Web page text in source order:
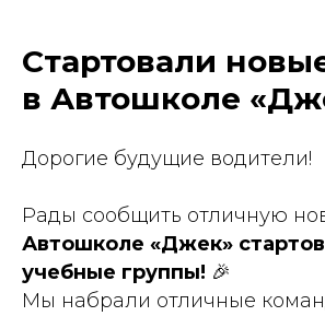
Стартовали
в Автошколе
Дорогие будущие водители!
Рады сообщить отличную
Автошколе «Джек»
учебные группы! 🎉
Мы набрали отличные